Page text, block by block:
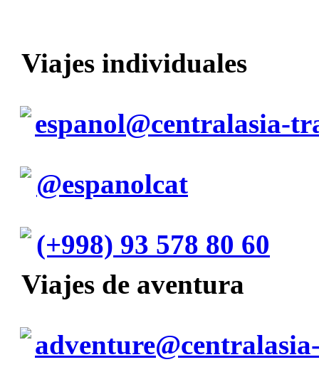
Viajes individuales
espanol@centralasia-
@espanolcat
(+998) 93 578 80 60
Viajes de aventura